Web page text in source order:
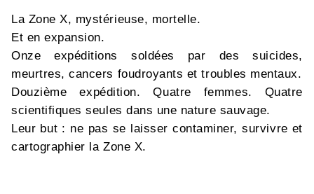
La Zone X, mystérieuse, mortelle.
Et en expansion.
Onze expéditions soldées par des suicides,
meurtres, cancers foudroyants et troubles mentaux.
Douzième expédition. Quatre femmes. Quatre
scientifiques seules dans une nature sauvage.
Leur but : ne pas se laisser contaminer, survivre et
cartographier la Zone X.